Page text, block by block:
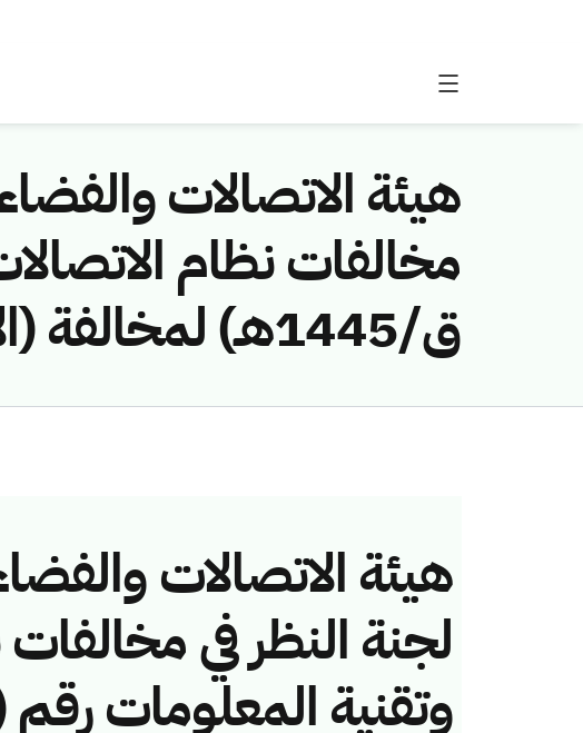
هيئة الاتصالات
ق/1445هـ) لمخالفة (الاتصالات السعودية)
هيئة الاتصالات
لجنة النظر في